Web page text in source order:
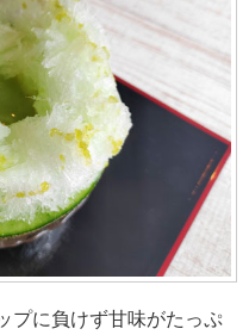
プに負けず甘味がたっぷ